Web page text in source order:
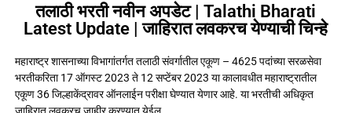
तलाठी भरती नवीन अपडेट | Talathi Bharati
Latest Update | जाहिरात लवकरच येण्याची चिन्हे
महाराष्ट्र शासनाच्या विभागांतर्गत तलाठी संवर्गातील एकूण – 4625 पदांच्या सरळसेवा
भरतीकरिता 17 ऑगस्ट 2023 ते 12 सप्टेंबर 2023 या कालावधीत महाराष्ट्रातील
एकूण 36 जिल्हाकेंद्रावर ऑनलाईन परीक्षा घेण्यात येणार आहे. या भरतीची अधिकृत
जाहिरात लवकरच जाहीर करण्यात येईल.